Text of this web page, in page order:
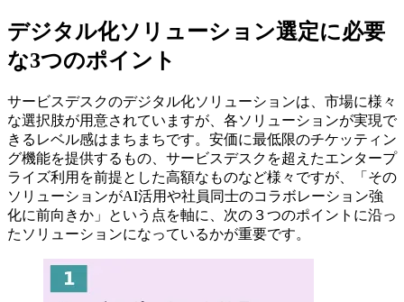
デジタル化ソリューション選定に必要
な3つのポイント
サービスデスクのデジタル化ソリューションは、市場に様々
な選択肢が用意されていますが、各ソリューションが実現で
きるレベル感はまちまちです。安価に最低限のチケッティン
グ機能を提供するもの、サービスデスクを超えたエンタープ
ライズ利用を前提とした高額なものなど様々ですが、「その
ソリューションがAI活用や社員同士のコラボレーション強
化に前向きか」という点を軸に、次の３つのポイントに沿っ
たソリューションになっているかが重要です。